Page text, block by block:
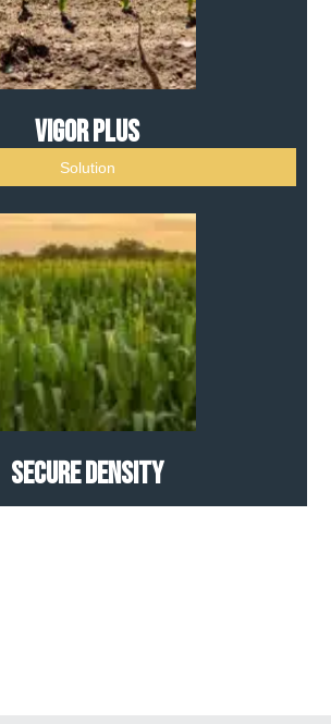
Vigor Plus
Solution
Secure Density